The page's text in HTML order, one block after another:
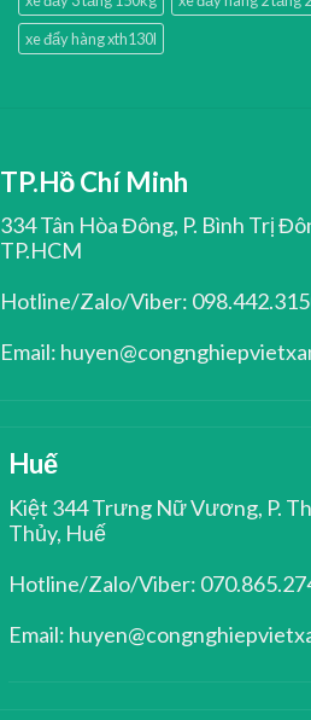
xe đẩy hàng xth130l
TP.Hồ Chí Minh
334 Tân Hòa Đông, P. Bình Trị
TP.HCM
Hotline/Zalo/Viber:
Email:
Huế
Kiệt 344 Trưng Nữ Vương, P.
Thủy, Huế
Hotline/Zalo/Viber:
Email: